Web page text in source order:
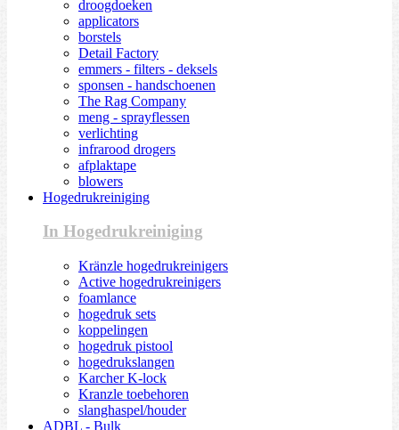
droogdoeken
applicators
borstels
Detail Factory
emmers - filters - deksels
sponsen - handschoenen
The Rag Company
meng - sprayflessen
verlichting
infrarood drogers
afplaktape
blowers
Hogedrukreiniging
In Hogedrukreiniging
Kränzle hogedrukreinigers
Active hogedrukreinigers
foamlance
hogedruk sets
koppelingen
hogedruk pistool
hogedrukslangen
Karcher K-lock
Kranzle toebehoren
slanghaspel/houder
ADBL - Bulk